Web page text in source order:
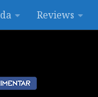
Reviews